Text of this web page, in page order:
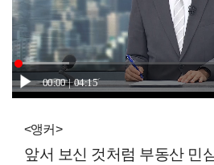
00:00 04:15
<앵커>
앞서 보신 것처럼 부동산 민